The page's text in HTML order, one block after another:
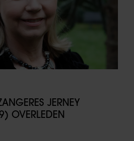
JERNEY
OVERLEDEN